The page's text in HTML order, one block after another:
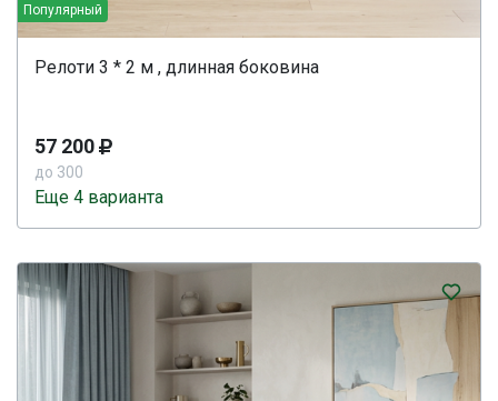
Популярный
Релоти 3 * 2 м , длинная боковина
57 200
до 300
Еще 4 варианта